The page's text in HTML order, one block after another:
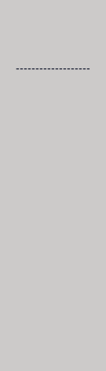
-------------------